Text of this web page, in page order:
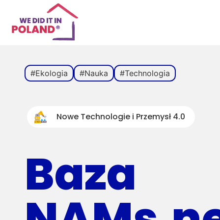
#Ekologia #Nauka #Technologia
Nowe Technologie i Przemysł 4.0
Baza